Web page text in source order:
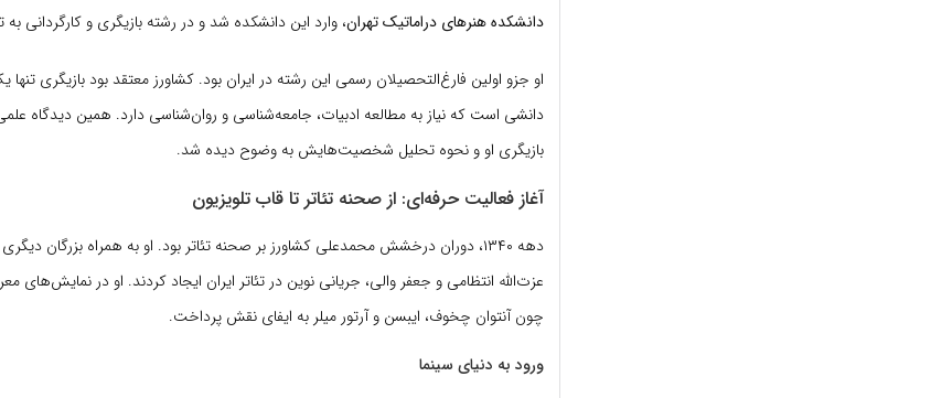
دانشکده هنرهای دراماتیک تهران، وارد این دانشکده شد و در رشته بازیگری و کارگردانی
او جزو اولین فارغ‌التحصیلان رسمی این رشته در ایران بود. کشاورز معتقد بود بازیگری
دانشی است که نیاز به مطالعه ادبیات، جامعه‌شناسی و روان‌شناسی دارد. همین دیدگاه
بازیگری او و نحوه تحلیل شخصیت‌هایش به وضوح دیده شد.
آغاز فعالیت حرفه‌ای: از صحنه تئاتر تا قاب تلویزیون
دهه ۱۳۴۰، دوران درخشش محمدعلی کشاورز بر صحنه تئاتر بود. او به همراه بزرگان
عزت‌الله انتظامی و جعفر والی، جریانی نوین در تئاتر ایران ایجاد کردند. او در نمایش‌های
چون آنتوان چخوف، ایبسن و آرتور میلر به ایفای نقش پرداخت.
ورود به دنیای سینما